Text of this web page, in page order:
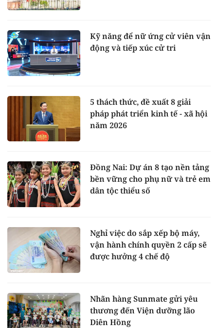
Kỹ năng để nữ ứng cử viên vận
động và tiếp xúc cử tri
5 thách thức, đề xuất 8 giải
pháp phát triển kinh tế - xã hội
năm 2026
Đồng Nai: Dự án 8 tạo nền tảng
bền vững cho phụ nữ và trẻ em
dân tộc thiểu số
Nghỉ việc do sắp xếp bộ máy,
vận hành chính quyền 2 cấp sẽ
được hưởng 4 chế độ
Nhãn hàng Sunmate gửi yêu
thương đến Viện dưỡng lão
Diên Hồng